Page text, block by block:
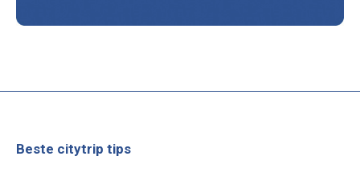
Beste citytrip tips